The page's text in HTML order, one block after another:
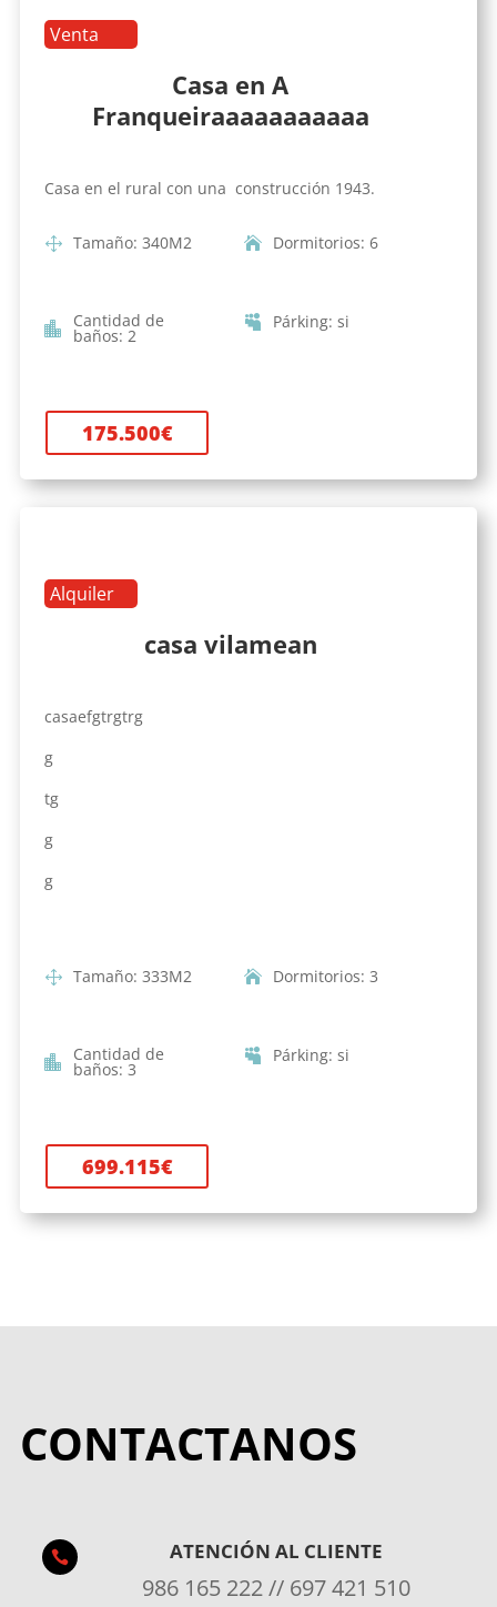
Venta
Casa en A
Franqueiraaaaaaaaaaa
Casa en el rural con una construcción 1943.
Tamaño: 340M2 Dormitorios: 6
Cantidad de
baños: 2
Párking: si
175.500€
Alquiler
casa vilamean
casaefgtrgtrg
g
tg
g
g
Tamaño: 333M2 Dormitorios: 3
Cantidad de
baños: 3
Párking: si
699.115€
CONTACTANOS
 ATENCIÓN AL CLIENTE
986 165 222 // 697 421 510